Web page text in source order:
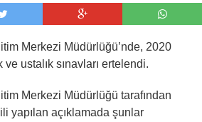
Merkezi Müdürlüğü’nde, 2020
ustalık sınavları ertelendi.
Merkezi Müdürlüğü tarafından
yapılan açıklamada şunlar